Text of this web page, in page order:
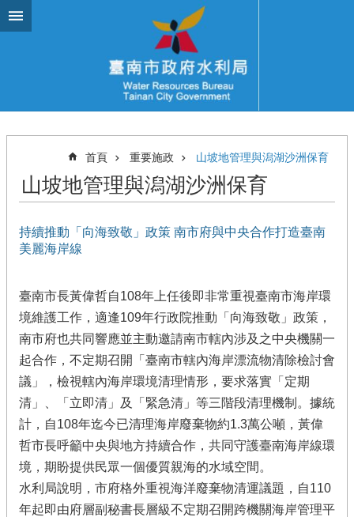
跳到主要內容區塊
首頁 重要施政 山坡地管理與潟湖沙洲保育
山坡地管理與潟湖沙洲保育
持續推動「向海致敬」政策 南市府與中央合作打造臺南
美麗海岸線
臺南市長黃偉哲自108年上任後即非常重視臺南市海岸環
境維護工作，適逢109年行政院推動「向海致敬」政策，
南市府也共同響應並主動邀請南市轄內涉及之中央機關一
起合作，不定期召開「臺南市轄內海岸漂流物清除檢討會
議」，檢視轄內海岸環境清理情形，要求落實「定期
清」、「立即清」及「緊急清」等三階段清理機制。據統
計，自108年迄今已清理海岸廢棄物約1.3萬公噸，黃偉
哲市長呼籲中央與地方持續合作，共同守護臺南海岸線環
境，期盼提供民眾一個優質親海的水域空間。
水利局說明，市府格外重視海洋廢棄物清運議題，自110
年起即由府層副秘書長層級不定期召開跨機關海岸管理平